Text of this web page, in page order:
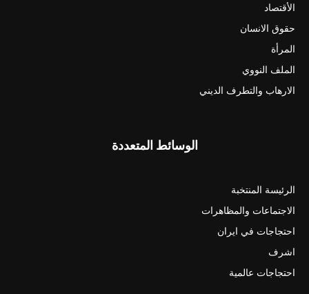
الأقتصاد
حقوق الانسان
المرأة
الملف النووي
الارهاب والتطرف الديني
الوسائط المتعددة
الرئيسة المنتخبة
الاجتماعات والمظاهرات
احتجاجات في ايران
اشرف
احتجاجات عالمية